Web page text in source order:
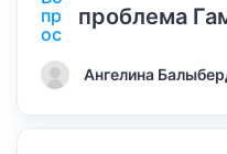
проблема
Ангелина